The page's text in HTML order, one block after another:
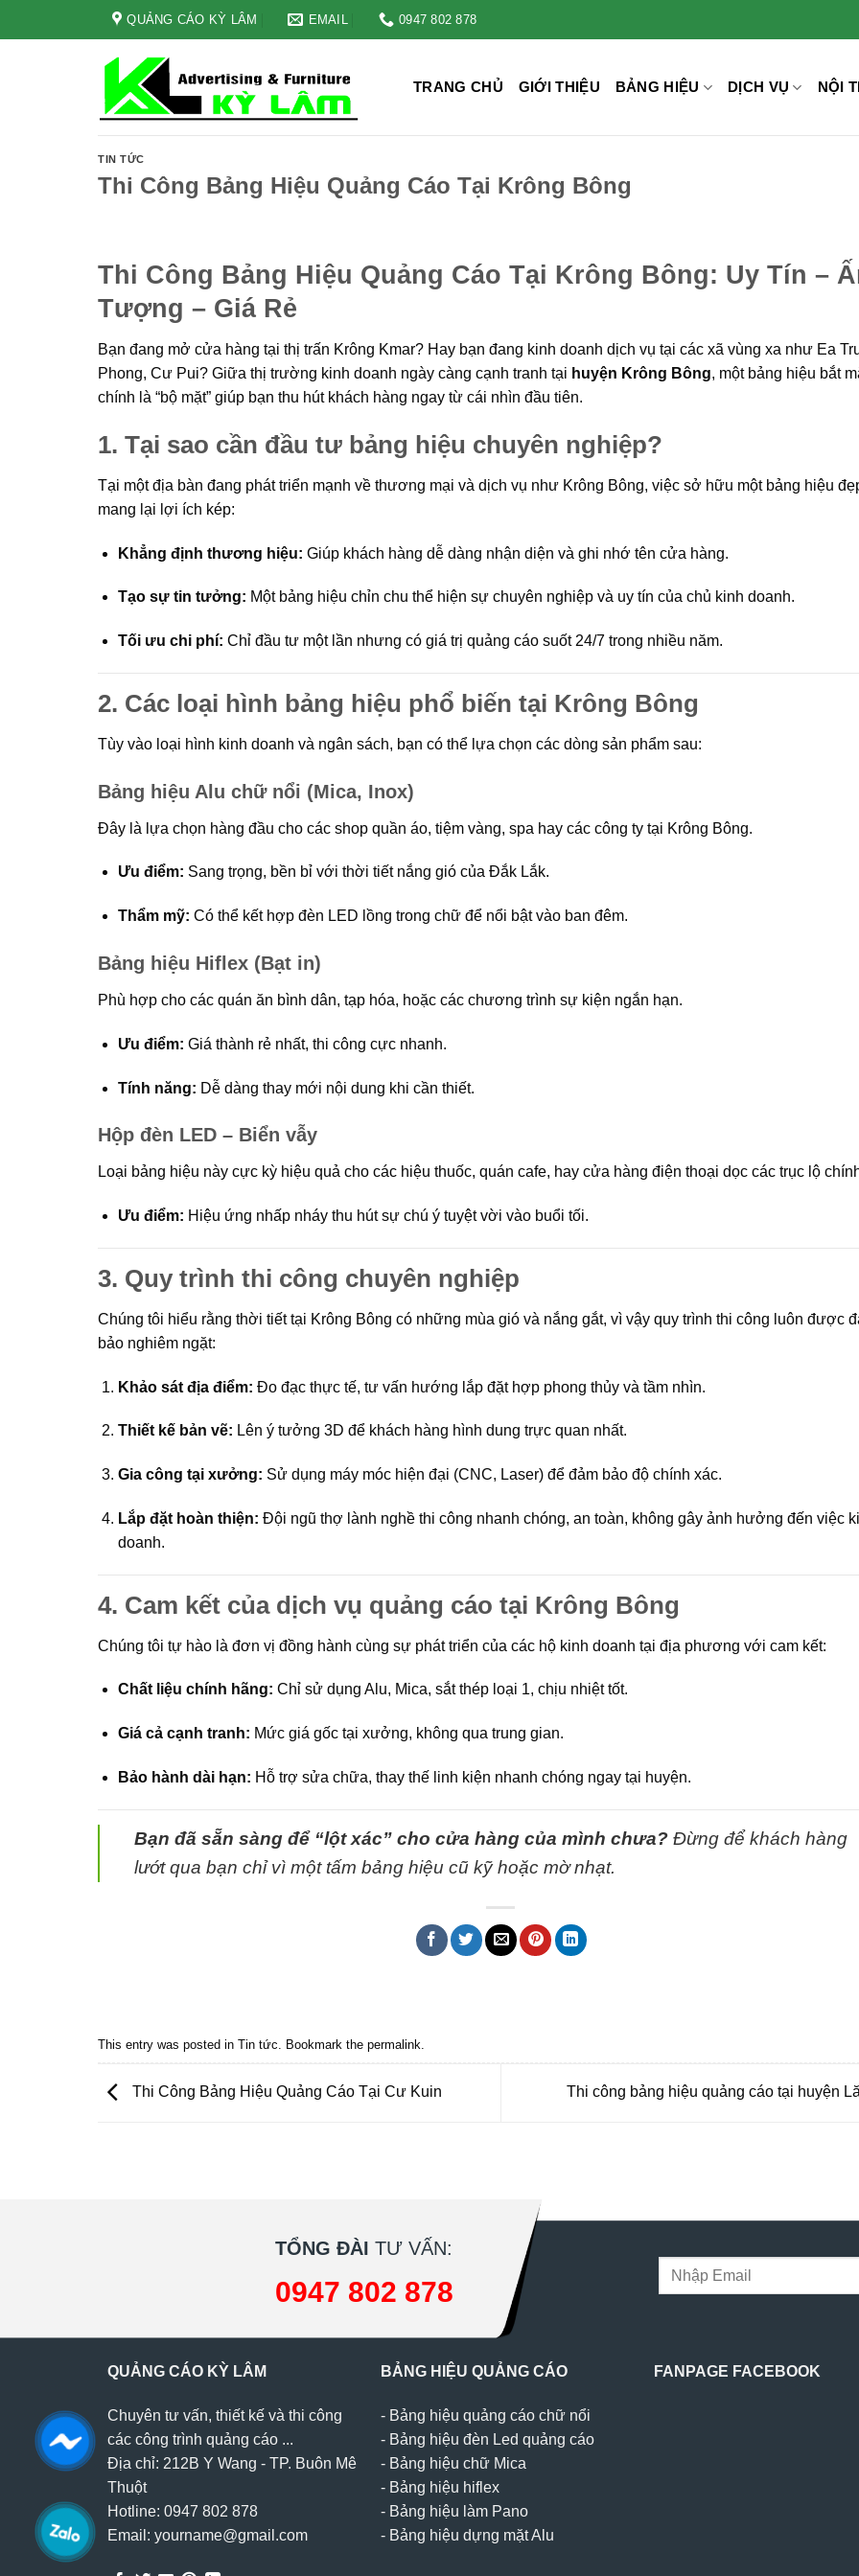
QUẢNG CÁO KỲ LÂM EMAIL 0947 802 878
TRANG CHỦ GIỚI THIỆU BẢNG HIỆU DỊCH VỤ NỘI
TIN TỨC
Thi Công Bảng Hiệu Quảng Cáo Tại Krông Bông
Thi Công Bảng Hiệu Quảng Cáo Tại Krông Bông: Uy Tín –
Tượng – Giá Rẻ
Bạn đang mở cửa hàng tại thị trấn Krông Kmar? Hay bạn đang kinh doanh dịch vụ tại các xã vùng xa như Ea
Phong, Cư Pui? Giữa thị trường kinh doanh ngày càng cạnh tranh tại huyện Krông Bông, một bảng hiệu bắt
chính là “bộ mặt” giúp bạn thu hút khách hàng ngay từ cái nhìn đầu tiên.
1. Tại sao cần đầu tư bảng hiệu chuyên nghiệp?
Tại một địa bàn đang phát triển mạnh về thương mại và dịch vụ như Krông Bông, việc sở hữu một bảng hiệu
mang lại lợi ích kép:
Khẳng định thương hiệu: Giúp khách hàng dễ dàng nhận diện và ghi nhớ tên cửa hàng.
Tạo sự tin tưởng: Một bảng hiệu chỉn chu thể hiện sự chuyên nghiệp và uy tín của chủ kinh doanh.
Tối ưu chi phí: Chỉ đầu tư một lần nhưng có giá trị quảng cáo suốt 24/7 trong nhiều năm.
2. Các loại hình bảng hiệu phổ biến tại Krông Bông
Tùy vào loại hình kinh doanh và ngân sách, bạn có thể lựa chọn các dòng sản phẩm sau:
Bảng hiệu Alu chữ nổi (Mica, Inox)
Đây là lựa chọn hàng đầu cho các shop quần áo, tiệm vàng, spa hay các công ty tại Krông Bông.
Ưu điểm: Sang trọng, bền bỉ với thời tiết nắng gió của Đắk Lắk.
Thẩm mỹ: Có thể kết hợp đèn LED lồng trong chữ để nổi bật vào ban đêm.
Bảng hiệu Hiflex (Bạt in)
Phù hợp cho các quán ăn bình dân, tạp hóa, hoặc các chương trình sự kiện ngắn hạn.
Ưu điểm: Giá thành rẻ nhất, thi công cực nhanh.
Tính năng: Dễ dàng thay mới nội dung khi cần thiết.
Hộp đèn LED – Biển vẫy
Loại bảng hiệu này cực kỳ hiệu quả cho các hiệu thuốc, quán cafe, hay cửa hàng điện thoại dọc các trục lộ
Ưu điểm: Hiệu ứng nhấp nháy thu hút sự chú ý tuyệt vời vào buổi tối.
3. Quy trình thi công chuyên nghiệp
Chúng tôi hiểu rằng thời tiết tại Krông Bông có những mùa gió và nắng gắt, vì vậy quy trình thi công luôn được
bảo nghiêm ngặt:
Khảo sát địa điểm: Đo đạc thực tế, tư vấn hướng lắp đặt hợp phong thủy và tầm nhìn.
Thiết kế bản vẽ: Lên ý tưởng 3D để khách hàng hình dung trực quan nhất.
Gia công tại xưởng: Sử dụng máy móc hiện đại (CNC, Laser) để đảm bảo độ chính xác.
Lắp đặt hoàn thiện: Đội ngũ thợ lành nghề thi công nhanh chóng, an toàn, không gây ảnh hưởng đến việc
doanh.
4. Cam kết của dịch vụ quảng cáo tại Krông Bông
Chúng tôi tự hào là đơn vị đồng hành cùng sự phát triển của các hộ kinh doanh tại địa phương với cam kết:
Chất liệu chính hãng: Chỉ sử dụng Alu, Mica, sắt thép loại 1, chịu nhiệt tốt.
Giá cả cạnh tranh: Mức giá gốc tại xưởng, không qua trung gian.
Bảo hành dài hạn: Hỗ trợ sửa chữa, thay thế linh kiện nhanh chóng ngay tại huyện.
Bạn đã sẵn sàng để “lột xác” cho cửa hàng của mình chưa? Đừng để khách hàng
lướt qua bạn chỉ vì một tấm bảng hiệu cũ kỹ hoặc mờ nhạt.
This entry was posted in Tin tức. Bookmark the permalink.
Thi Công Bảng Hiệu Quảng Cáo Tại Cư Kuin Thi công bảng hiệu quảng cáo tại huyện
TỔNG ĐÀI TƯ VẤN:
0947 802 878
QUẢNG CÁO KỲ LÂM
Chuyên tư vấn, thiết kế và thi công
các công trình quảng cáo ...
Địa chỉ: 212B Y Wang - TP. Buôn Mê
Thuột
Hotline: 0947 802 878
Email: yourname@gmail.com
BẢNG HIỆU QUẢNG CÁO
- Bảng hiệu quảng cáo chữ nổi
- Bảng hiệu đèn Led quảng cáo
- Bảng hiệu chữ Mica
- Bảng hiệu hiflex
- Bảng hiệu làm Pano
- Bảng hiệu dựng mặt Alu
FANPAGE FACEBOOK